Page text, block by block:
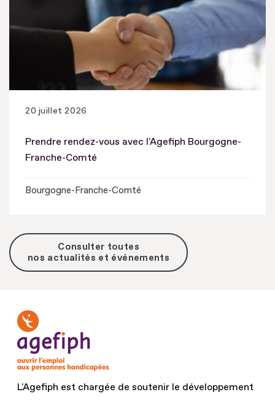
20 juillet 2026
Prendre rendez-vous avec l'Agefiph Bourgogne-
Franche-Comté
Bourgogne-Franche-Comté
Consulter toutes
nos actualités et événements
L'Agefiph est chargée de soutenir le développement